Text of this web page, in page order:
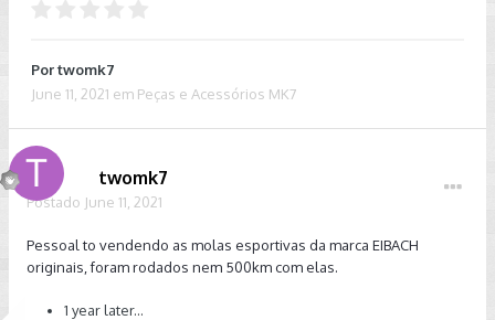
Portwomk7
June 11, 2021 em Peças e Acessórios MK7
twomk7
Postado June 11, 2021
Pessoal to vendendo as molas esportivas da marca EIBACH
originais, foram rodados nem 500km com elas.
1 year later...